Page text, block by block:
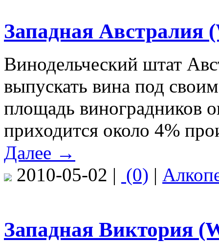
Западная Австралия
Винодельческий штат
выпускать вина под
площадь виноградников
приходится около 4%
Далее →
2010-05-02 | (0) |
Западная Виктория